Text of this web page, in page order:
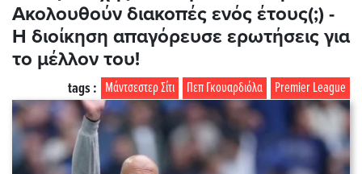
Ακολουθούν διακοπές ενός έτους(;) -
Η διοίκηση απαγόρευσε ερωτήσεις για
το μέλλον του!
Premier League
Πεπ Γκουαρδιόλα
Μάντσεστερ Σίτι
tags :